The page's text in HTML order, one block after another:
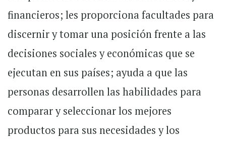
financieros; les proporciona facultades para
discernir y tomar una posición frente a las
decisiones sociales y económicas que se
ejecutan en sus países; ayuda a que las
personas desarrollen las habilidades para
comparar y seleccionar los mejores
productos para sus necesidades y los